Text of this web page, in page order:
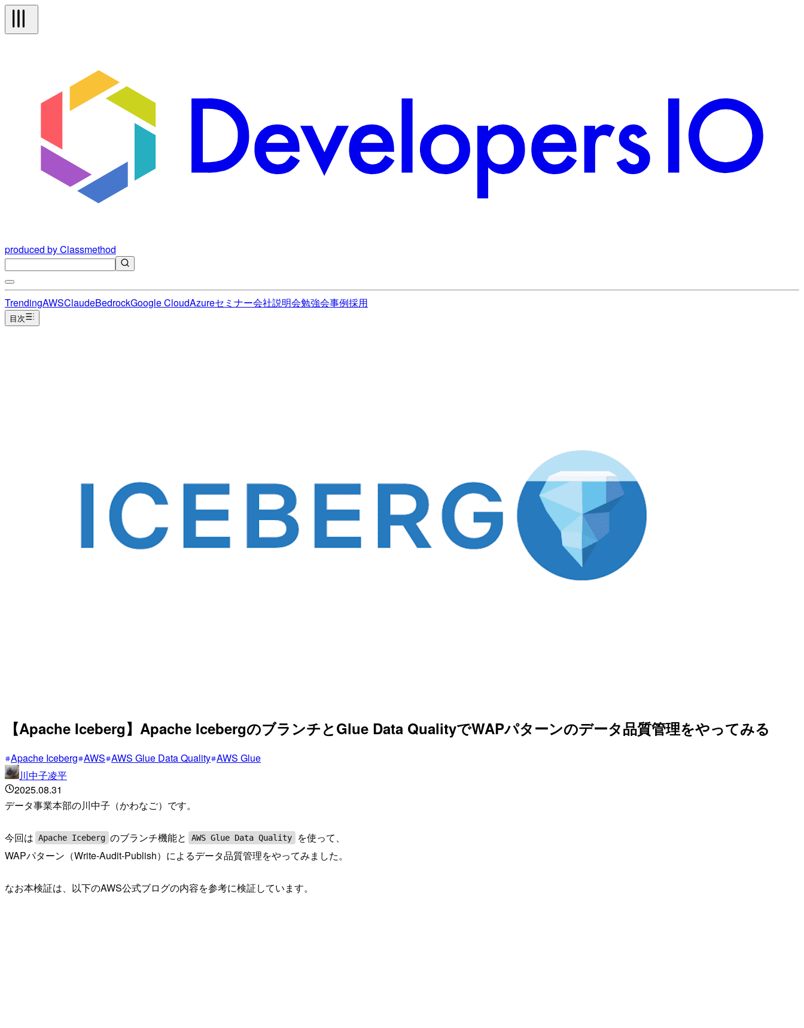
produced by Classmethod
TrendingAWSClaudeBedrockGoogle CloudAzureセミナー会社説明会勉強会事例採用
目次
【Apache Iceberg】Apache IcebergのブランチとGlue Data QualityでWAPパターンのデータ品質管理をやってみる
Apache Iceberg AWS AWS Glue Data Quality AWS Glue
川中子凌平
2025.08.31
データ事業本部の川中子（かわなご）です。
今回は Apache Iceberg のブランチ機能と AWS Glue Data Quality
を使って、
WAPパターン（Write-Audit-Publish）によるデータ品質管理をやってみました。
なお本検証は、以下のAWS公式ブログの内容を参考に検証しています。